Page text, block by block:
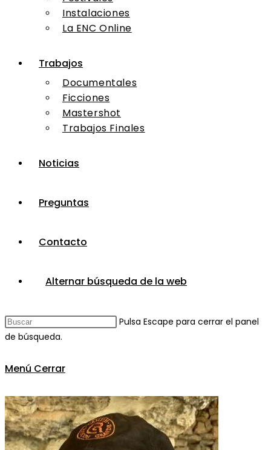
Instalaciones
La ENC Online
Trabajos
Documentales
Ficciones
Mastershot
Trabajos Finales
Noticias
Preguntas
Contacto
Alternar búsqueda de la web
Pulsa Escape para cerrar el panel
de búsqueda.
Menú Cerrar